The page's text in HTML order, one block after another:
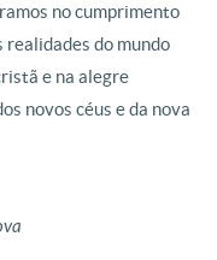
no cumprimento
realidades do mundo
e na alegre
novos céus e da nova